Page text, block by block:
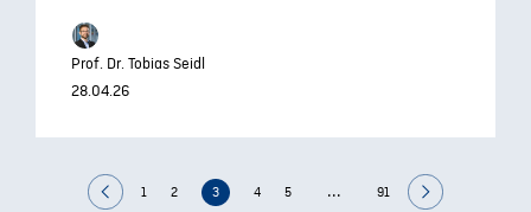
Prof. Dr. Tobias Seidl
28.04.26
1 2 3 4 5 ... 91